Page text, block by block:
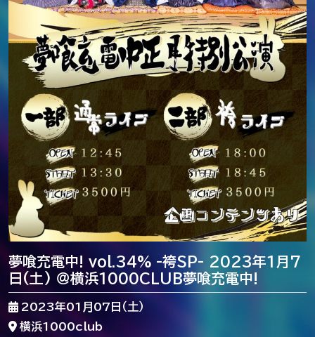
夢喰充電中! vol.34% -袴SP- 2023年1月7
日(土) ＠横浜1000CLUB夢喰充電中!
2023年01月07日（土）
横浜1000club